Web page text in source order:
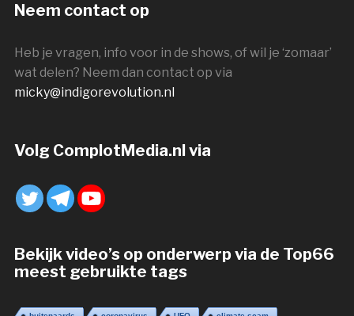
Neem contact op
Heb je vragen, info voor in de shows, of wil je ‘zomaar’
wat delen? Neem dan contact op via
micky@indigorevolution.nl
Volg ComplotMedia.nl via
Bekijk video’s op onderwerp via de Top66
meest gebruikte tags